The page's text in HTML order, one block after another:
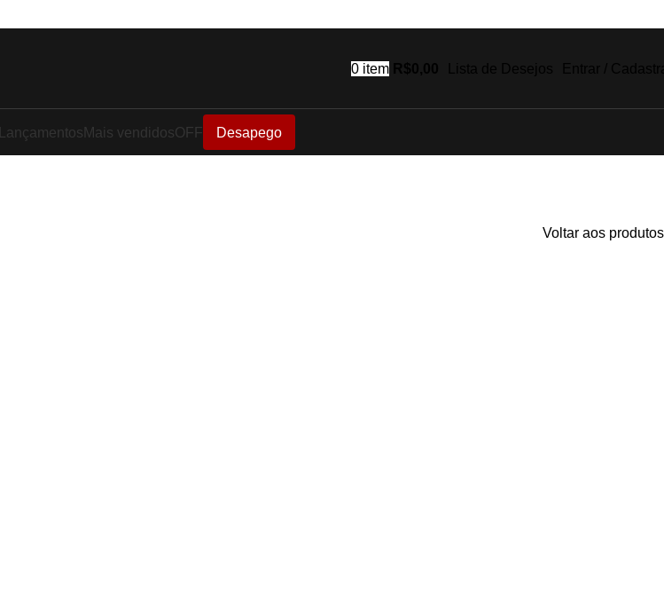
0 item
Lançamentos Mais vendidosOFF Desapego
Voltar aos produtos